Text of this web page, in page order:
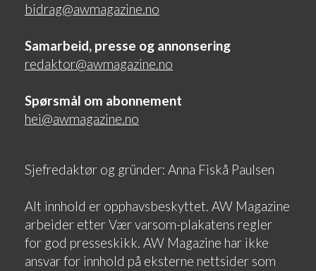
bidrag@awmagazine.no
Samarbeid, presse og annonsering
redaktor@awmagazine.no
Spørsmål om abonnement
hei@awmagazine.no
Sjefredaktør og gründer: Anna Fiskå Paulsen
Alt innhold er opphavsbeskyttet. AW Magazine
arbeider etter Vær varsom-plakatens regler
for god presseskikk. AW Magazine har ikke
ansvar for innhold på eksterne nettsider som